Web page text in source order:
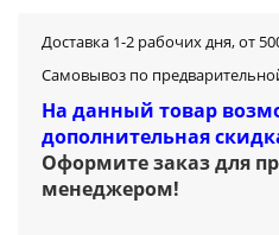
Доставка 1-2 рабочих дня, от
Самовывоз по
На данный товар
дополнительная
Оформите заказ для
менеджером!